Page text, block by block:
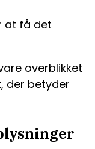
at få det
overblikket
der betyder